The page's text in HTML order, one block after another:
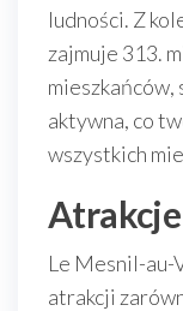
ludności. Z
zajmuje 313.
mieszkańców,
aktywna, co
wszystkich
Le Mesnil-
atrakcji